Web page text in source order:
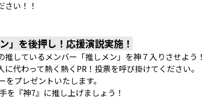
い！！
」を後押し！応援演説実施！
しているメンバー「推しメン」を神７入りさせよう！
代わって熱く熱くPR！投票を呼び掛けてください。
プレゼントいたします。
を『神7』に推し上げましょう！